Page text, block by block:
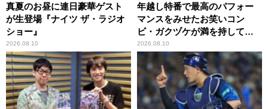
真夏のお昼に連日豪華ゲスト
が生登場『ナイツ ザ・ラジオ
ショー』
2026.08.10
年越し特番で最高のパフォー
マンスをみせたお笑いコン
ビ・ガクヅケが満を持して
『オールナイトニッポン
0(ZERO)』に登場！
2026.08.10